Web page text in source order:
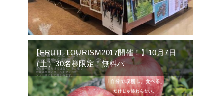
【FRUIT TOURISM2017開催！】10月7日
（土）30名様限定！無料バ